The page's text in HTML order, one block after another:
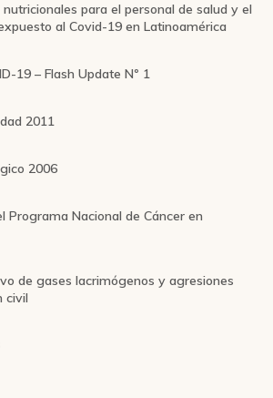
para el personal de salud y el
al Covid-19 en Latinoamérica
19 – Flash Update Nº 1
2011
2006
Programa Nacional de Cáncer en
de gases lacrimógenos y agresiones
civil